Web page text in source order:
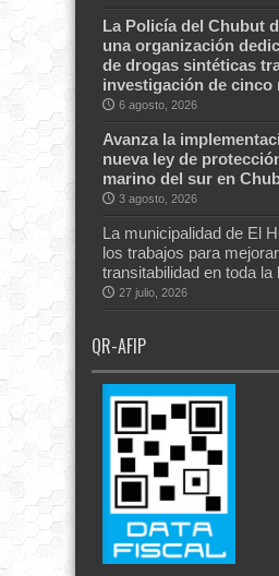
La Policía del Chubut
una organización
de drogas sintéticas
investigación de cinco
6 agosto, 2026
Avanza la
nueva ley de
marino del sur en
3 agosto, 2026
La municipalidad de El
los trabajos para
transitabilidad en toda la
27 julio, 2026
QR-AFIP